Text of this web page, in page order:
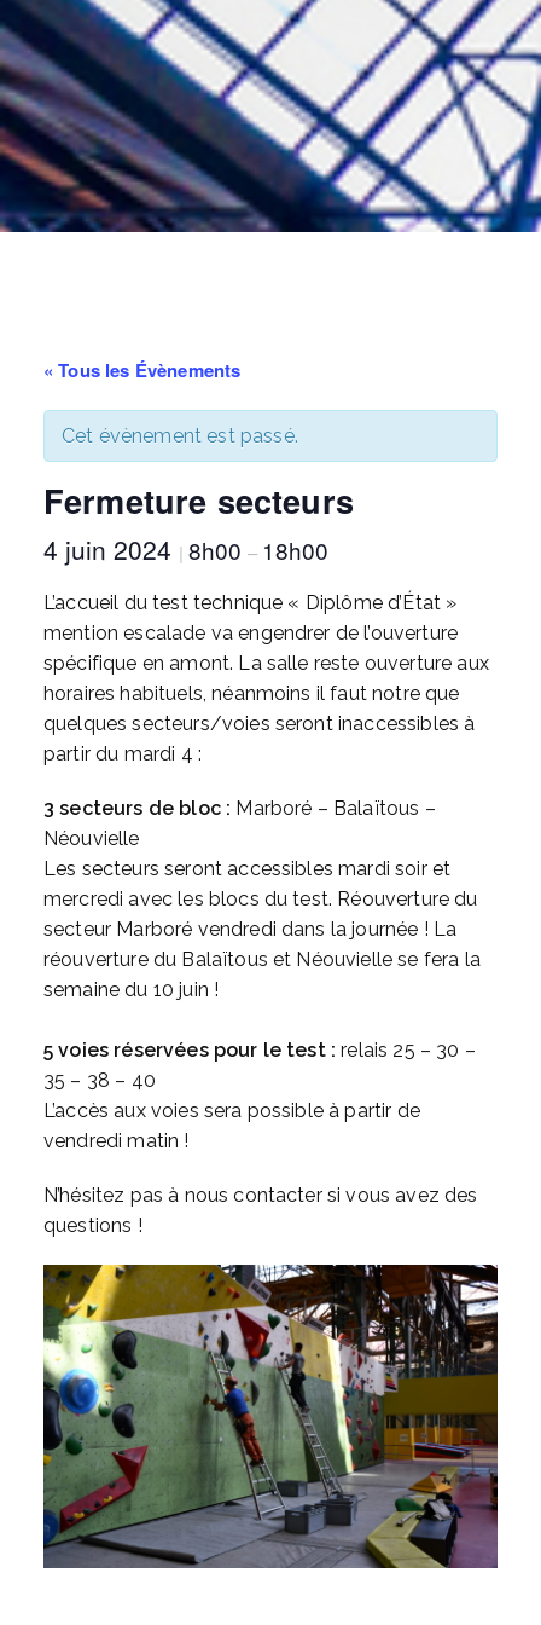
« Tous les Évènements
Cet évènement est passé.
Fermeture secteurs
4 juin 2024 | 8h00 – 18h00
L’accueil du test technique « Diplôme d’État »
mention escalade va engendrer de l’ouverture
spécifique en amont. La salle reste ouverture aux
horaires habituels, néanmoins il faut notre que
quelques secteurs/voies seront inaccessibles à
partir du mardi 4 :
3 secteurs de bloc : Marboré – Balaïtous –
Néouvielle
Les secteurs seront accessibles mardi soir et
mercredi avec les blocs du test. Réouverture du
secteur Marboré vendredi dans la journée ! La
réouverture du Balaïtous et Néouvielle se fera la
semaine du 10 juin !
5 voies réservées pour le test : relais 25 – 30 –
35 – 38 – 40
L’accès aux voies sera possible à partir de
vendredi matin !
N’hésitez pas à nous contacter si vous avez des
questions !